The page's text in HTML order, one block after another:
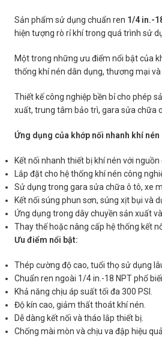
Sản phẩm sử dụng chuẩn ren 1/4 in.-
hiện tượng rò rỉ khí trong quá trình sử
Một trong những ưu điểm nổi bật của
thống khí nén dân dụng, thương mại
Thiết kế công nghiệp bền bỉ cho phép
xuất, trung tâm bảo trì, gara sửa chữa
Ứng dụng của khớp nối nhanh khí
Kết nối nhanh thiết bị khí nén với nguồn
Lắp đặt cho hệ thống khí nén công
Sử dụng trong gara sửa chữa ô tô, xe
Kết nối súng phun sơn, súng xịt bụi và
Ứng dụng trong dây chuyền sản xuất
Thay thế hoặc nâng cấp hệ thống kết
Ưu điểm nổi bật:
Thép cường độ cao, tuổi thọ sử dụng
Chuẩn ren ngoài 1/4 in.-18 NPT phổ
Khả năng chịu áp suất tối đa 300 PSI.
Độ kín cao, giảm thất thoát khí nén.
Dễ dàng kết nối và tháo lắp thiết bị.
Chống mài mòn và chịu va đập hiệu quả.